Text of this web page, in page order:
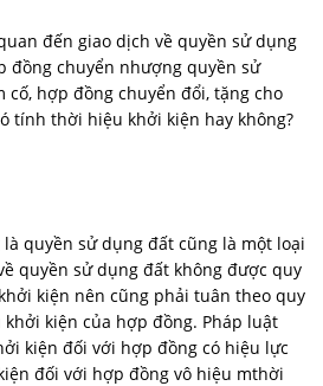
đến giao dịch về quyền sử dụng
đồng chuyển nhượng quyền sử
cố, hợp đồng chuyển đổi, tặng cho
tính thời hiệu khởi kiện hay không?
quyền sử dụng đất cũng là một loại
quyền sử dụng đất không được quy
kiện nên cũng phải tuân theo quy
kiện của hợp đồng. Pháp luật
kiện đối với hợp đồng có hiệu lực
đối với hợp đồng vô hiệu mthời